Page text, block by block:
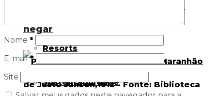
negar
Resorts
Sustentabilidade
Nome *
E-mail*
Site